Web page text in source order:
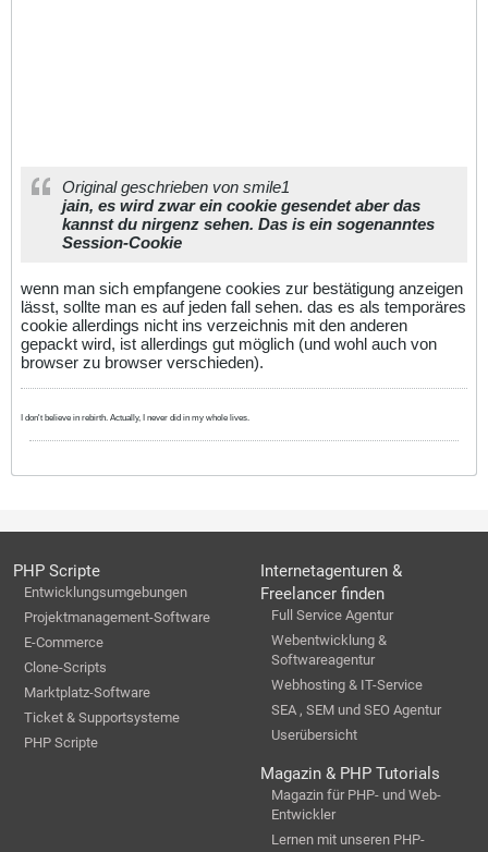
Original geschrieben von smile1
jain, es wird zwar ein cookie gesendet aber das
kannst du nirgenz sehen. Das is ein sogenanntes
Session-Cookie
wenn man sich empfangene cookies zur bestätigung anzeigen
lässt, sollte man es auf jeden fall sehen. das es als temporäres
cookie allerdings nicht ins verzeichnis mit den anderen
gepackt wird, ist allerdings gut möglich (und wohl auch von
browser zu browser verschieden).
I don't believe in rebirth. Actually, I never did in my whole lives.
PHP Scripte
Entwicklungsumgebungen
Projektmanagement-Software
E-Commerce
Clone-Scripts
Marktplatz-Software
Ticket & Supportsysteme
PHP Scripte
Internetagenturen &
Freelancer finden
Full Service Agentur
Webentwicklung &
Softwareagentur
Webhosting & IT-Service
SEA , SEM und SEO Agentur
Userübersicht
Magazin & PHP Tutorials
Magazin für PHP- und Web-
Entwickler
Lernen mit unseren PHP-